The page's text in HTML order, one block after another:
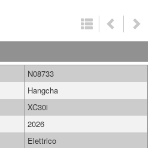
N08733
Hangcha
XC30i
2026
Elettrico